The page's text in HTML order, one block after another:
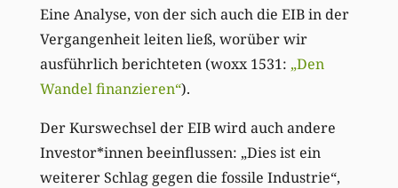
Eine Analyse, von der sich auch die EIB in der
Vergangenheit leiten ließ, worüber wir
ausführlich berichteten (woxx 1531: „Den
Wandel finanzieren“).
Der Kurswechsel der EIB wird auch andere
Investor*innen beeinflussen: „Dies ist ein
weiterer Schlag gegen die fossile Industrie“,